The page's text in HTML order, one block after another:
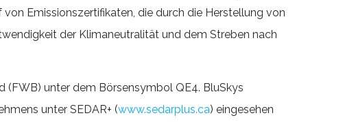
Emissionszertifikaten, die durch die Herstellung von
der Klimaneutralität und dem Streben nach
(FWB) unter dem Börsensymbol QE4. BluSkys
unter SEDAR+ (www.sedarplus.ca) eingesehen